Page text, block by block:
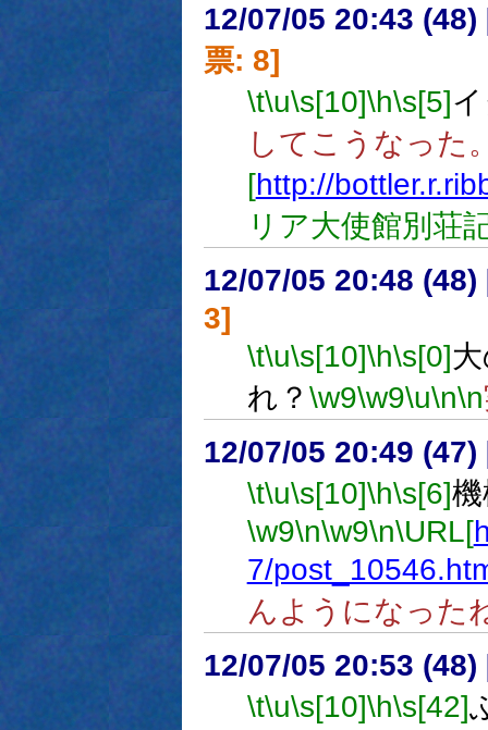
12/07/05 20:43 (48)
票: 8]
\t\u\s[10]\h\s[5]
してこうなった
[http://
リア大使館別荘
12/07/05 20:48 (48)
3]
\t\u\s[10]\h\s[0]
れ？ \w9\w9\u\n\n
12/07/05 20:49 (47)
\t\u\s[10]\h\s[6]
\w9\n\w9\n\URL[
7/
んようになった
12/07/05 20:53 (48)
\t\u\s[10]\h\s[42]